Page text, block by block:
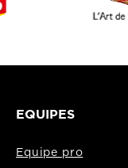
EQUIPES
Equipe pro